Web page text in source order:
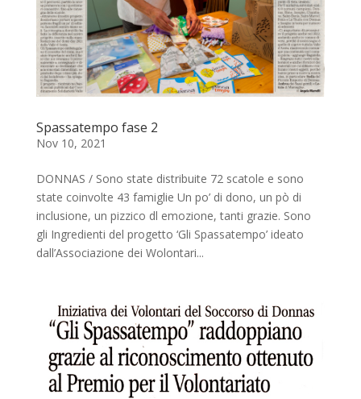
Spassatempo fase 2
Nov 10, 2021
DONNAS / Sono state distribuite 72 scatole e sono
state coinvolte 43 famiglie Un po’ di dono, un pò di
inclusione, un pizzico dl emozione, tanti grazie. Sono
gli Ingredienti del progetto ‘Gli Spassatempo’ ideato
dall’Associazione dei Wolontari...